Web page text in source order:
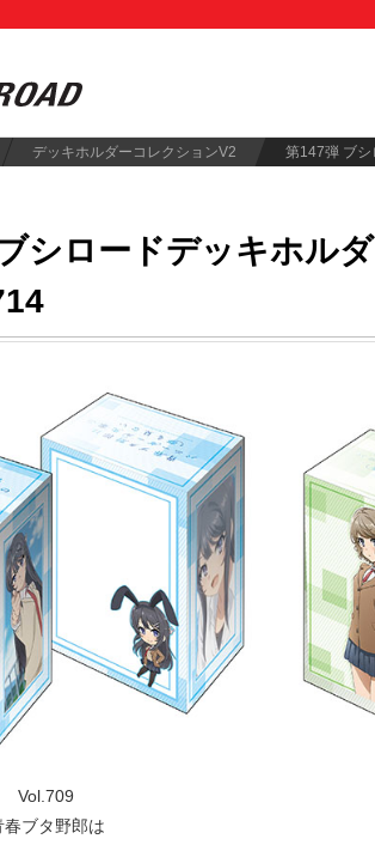
デッキホルダーコレクションV2
シロードデッキホル
Vol.709
春ブタ野郎は